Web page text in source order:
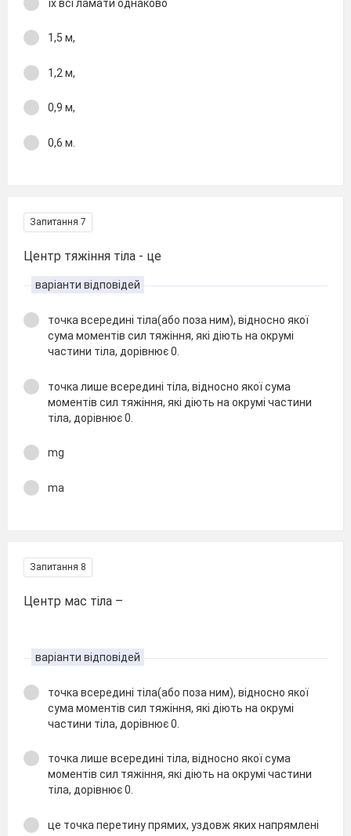
їх всі ламати однаково
1,5 м,
1,2 м,
0,9 м,
0,6 м.
Запитання 7
Центр тяжіння тіла - це
варіанти відповідей
точка всередині тіла(або поза ним), відносно якої
сума моментів сил тяжіння, які діють на окрумі
частини тіла, дорівнює 0.
точка лише всередині тіла, відносно якої сума
моментів сил тяжіння, які діють на окрумі частини
тіла, дорівнює 0.
mg
ma
Запитання 8
Центр мас тіла –
варіанти відповідей
точка всередині тіла(або поза ним), відносно якої
сума моментів сил тяжіння, які діють на окрумі
частини тіла, дорівнює 0.
точка лише всередині тіла, відносно якої сума
моментів сил тяжіння, які діють на окрумі частини
тіла, дорівнює 0.
це точка перетину прямих, уздовж яких напрямлені